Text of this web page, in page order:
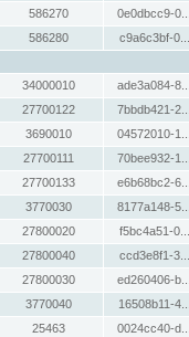
586270 0e0dbcc9-0...
586280 c9a6c3bf-0...
34000010 ade3a084-8...
27700122 7bbdb421-2...
3690010 04572010-1...
27700111 70bee932-1...
27700133 e6b68bc2-6...
3770030 8177a148-5...
27800020 f5bc4a51-0...
27800040 ccd3e8f1-3...
27800030 ed260406-b...
3770040 16508b11-4...
25463 0024cc40-d...